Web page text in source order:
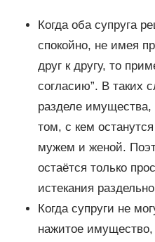
Когда оба супруга
спокойно, не имея
друг к другу, то
согласию”. В таких
разделе
том, с кем
мужем и женой.
остаётся только
истекания
Когда супруги не
нажитое